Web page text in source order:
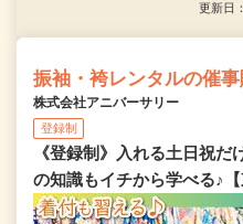
更新日
振袖・袴レンタルの催
株式会社アニバーサリー
登録制
《登録制》入れる土日祝
の知識もイチから学べる♪【